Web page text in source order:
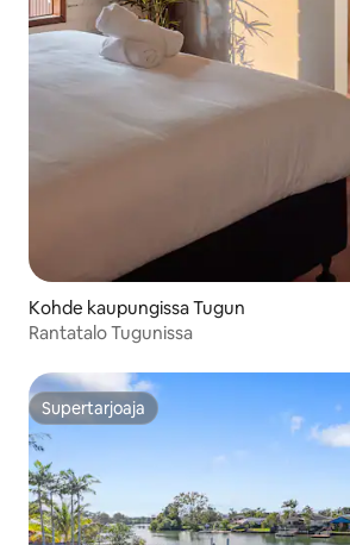
Kohde kaupungissa Tugun
Rantatalo Tugunissa
Supertarjoaja
Supertarjoaja